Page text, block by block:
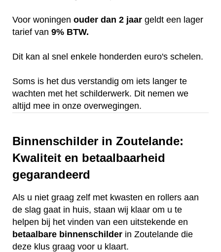
Voor woningen ouder dan 2 jaar geldt een lager
tarief van 9% BTW.
Dit kan al snel enkele honderden euro's schelen.
Soms is het dus verstandig om iets langer te
wachten met het schilderwerk. Dit nemen we
altijd mee in onze overwegingen.
Binnenschilder in Zoutelande:
Kwaliteit en betaalbaarheid
gegarandeerd
Als u niet graag zelf met kwasten en rollers aan
de slag gaat in huis, staan wij klaar om u te
helpen bij het vinden van een uitstekende en
betaalbare binnenschilder in Zoutelande die
deze klus graag voor u klaart.